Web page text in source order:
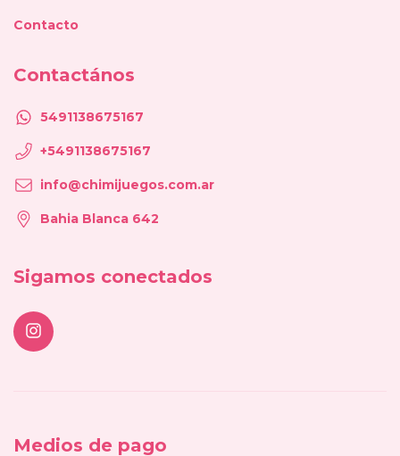
Contacto
Contactános
5491138675167
+5491138675167
info@chimijuegos.com.ar
Bahia Blanca 642
Sigamos conectados
Medios de pago